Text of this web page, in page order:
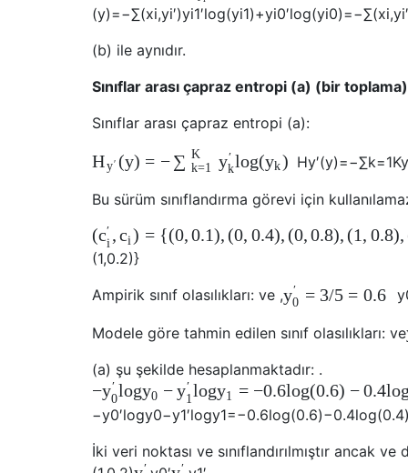
(y)=−∑(xi,yi′)yi1′log(yi1)+yi0′log(yi0)=−∑(xi,yi′
(b) ile aynıdır.
Sınıflar arası çapraz entropi (a) (bir toplama)
Sınıflar arası çapraz entropi (a):
Hy′ (y) = − ∑ K
k=1 y′
klog(yk) Hy′(y)=−∑k=1Ky
Bu sürüm sınıflandırma görevi için
(c′
i , ci ) = {(0, 0.1), (0, 0.4), (0, 0.8), (1, 0.8),
(1,0.2)}
Ampirik sınıf olasılıkları: ve ,y′
0 = 3/5 = 0.6 y
Modele göre tahmin edilen sınıf olasılıkları: ve
(a) şu şekilde hesaplanmaktadır: .
−y′
0logy0 − y′
1 logy1 = −0.6log(0.6) − 0.4lo
−y0′logy0−y1′logy1=−0.6log(0.6)−0.4log(0.4
İki veri noktası ve sınıflandırılmıştır ancak
′ ′